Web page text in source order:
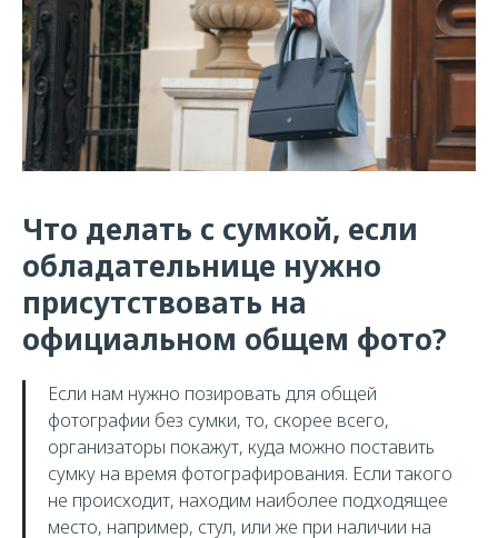
Что делать с сумкой, если
обладательнице нужно
присутствовать на
официальном общем фото?
Если нам нужно позировать для общей
фотографии без сумки, то, скорее всего,
организаторы покажут, куда можно поставить
сумку на время фотографирования. Если такого
не происходит, находим наиболее подходящее
место, например, стул, или же при наличии на